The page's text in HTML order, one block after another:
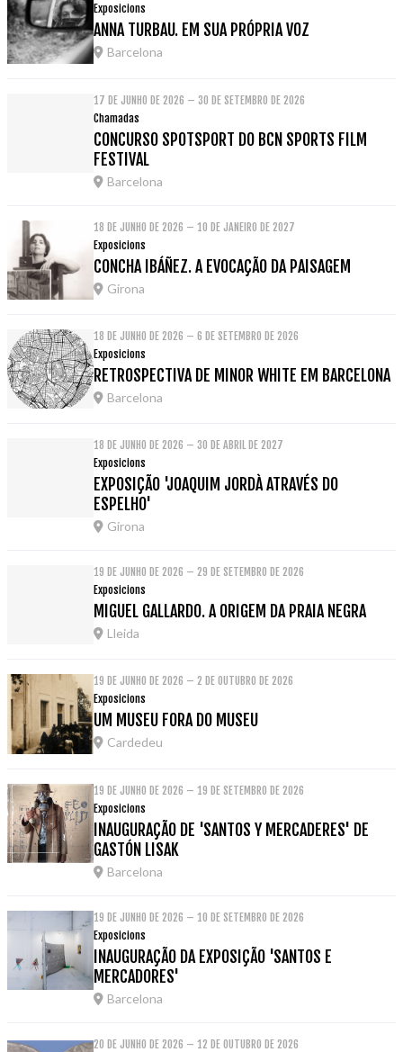
Exposicions
ANNA TURBAU. EM SUA PRÓPRIA VOZ
Barcelona
17 DE JUNHO DE 2026 – 30 DE SETEMBRO DE 2026
Chamadas
CONCURSO SPOTSPORT DO BCN SPORTS FILM
FESTIVAL
Barcelona
18 DE JUNHO DE 2026 – 10 DE JANEIRO DE 2027
Exposicions
CONCHA IBÁÑEZ. A EVOCAÇÃO DA PAISAGEM
Girona
18 DE JUNHO DE 2026 – 6 DE SETEMBRO DE 2026
Exposicions
RETROSPECTIVA DE MINOR WHITE EM BARCELONA
Barcelona
18 DE JUNHO DE 2026 – 30 DE ABRIL DE 2027
Exposicions
EXPOSIÇÃO 'JOAQUIM JORDÀ ATRAVÉS DO
ESPELHO'
Girona
19 DE JUNHO DE 2026 – 29 DE SETEMBRO DE 2026
Exposicions
MIGUEL GALLARDO. A ORIGEM DA PRAIA NEGRA
Lleida
19 DE JUNHO DE 2026 – 2 DE OUTUBRO DE 2026
Exposicions
UM MUSEU FORA DO MUSEU
Cardedeu
19 DE JUNHO DE 2026 – 19 DE SETEMBRO DE 2026
Exposicions
INAUGURAÇÃO DE 'SANTOS Y MERCADERES' DE
GASTÓN LISAK
Barcelona
19 DE JUNHO DE 2026 – 10 DE SETEMBRO DE 2026
Exposicions
INAUGURAÇÃO DA EXPOSIÇÃO 'SANTOS E
MERCADORES'
Barcelona
20 DE JUNHO DE 2026 – 12 DE OUTUBRO DE 2026